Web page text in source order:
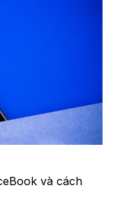
và cách